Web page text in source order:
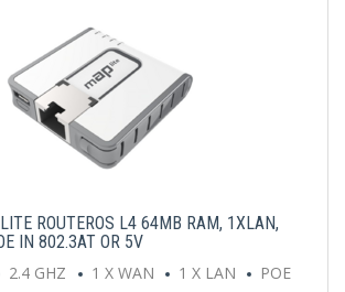
ROUTEROS L4 64MB RAM, 1XLAN,
IN 802.3AT OR 5V
2.4 GHZ 1 X WAN 1 X LAN POE